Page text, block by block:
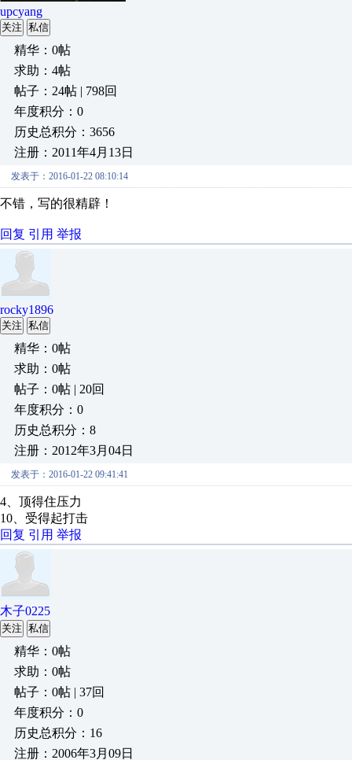
upcyang
关注 私信
精华：0帖
求助：4帖
帖子：24帖 | 798回
年度积分：0
历史总积分：3656
注册：2011年4月13日
发表于：2016-01-22 08:10:14
不错，写的很精辟！
回复 引用 举报
rocky1896
关注 私信
精华：0帖
求助：0帖
帖子：0帖 | 20回
年度积分：0
历史总积分：8
注册：2012年3月04日
发表于：2016-01-22 09:41:41
4、顶得住压力
10、受得起打击
回复 引用 举报
木子0225
关注 私信
精华：0帖
求助：0帖
帖子：0帖 | 37回
年度积分：0
历史总积分：16
注册：2006年3月09日